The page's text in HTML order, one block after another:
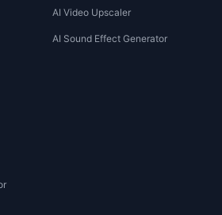
AI Video Upscaler
AI Sound Effect Generator